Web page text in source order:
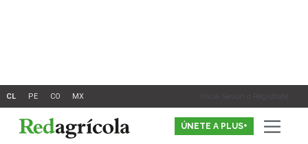
Inicia Sesión o Registrate
ÚNETE A PLUS+